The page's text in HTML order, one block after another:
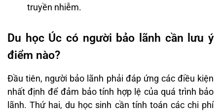
truyền nhiễm.
Du học Úc có người bảo lãnh cần lưu ý
điểm nào?
Đầu tiên, người bảo lãnh phải đáp ứng các điều kiện
nhất định để đảm bảo tính hợp lệ của quá trình bảo
lãnh. Thứ hai, du học sinh cần tính toán các chi phí